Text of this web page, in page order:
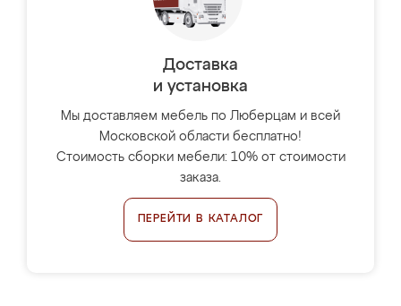
Доставка
и установка
Мы доставляем мебель по Люберцам и всей
Московской области бесплатно!
Стоимость сборки мебели: 10% от стоимости
заказа.
ПЕРЕЙТИ В КАТАЛОГ